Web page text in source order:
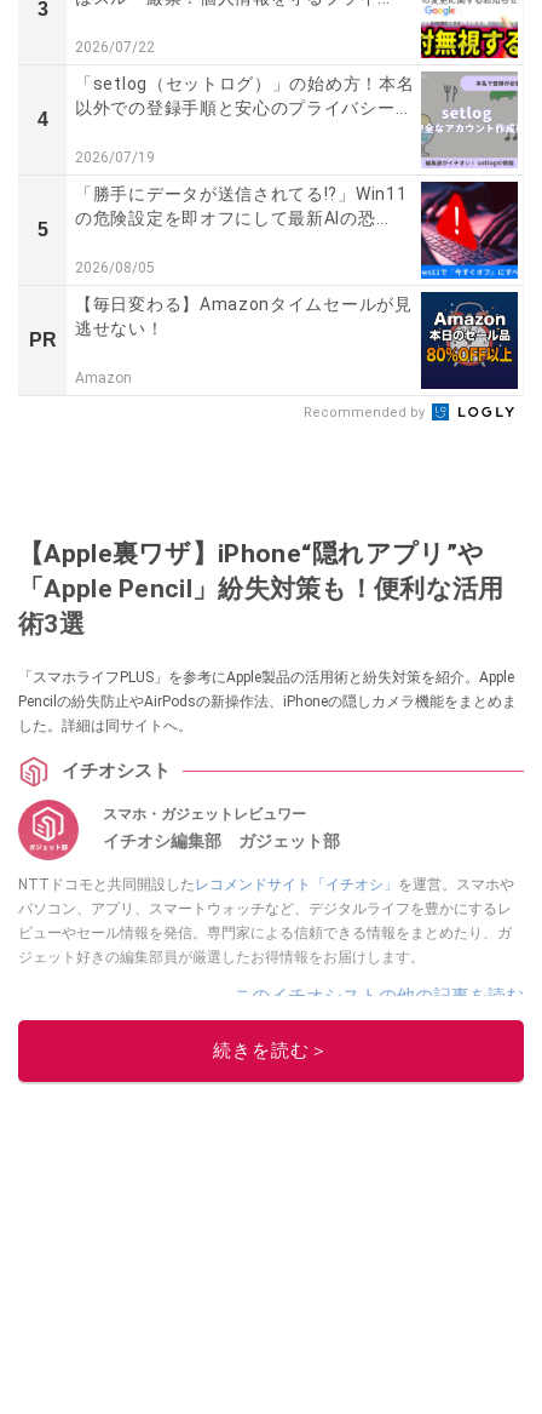
3
2026/07/22
4
「setlog（セットログ）」の始め方！本名
以外での登録手順と安心のプライバシー...
2026/07/19
5
「勝手にデータが送信されてる!?」Win11
の危険設定を即オフにして最新AIの恐...
2026/08/05
PR
【毎日変わる】Amazonタイムセールが見
逃せない！
Amazon
Recommended by
【Apple裏ワザ】iPhone“隠れアプリ”や
「Apple Pencil」紛失対策も！便利な活用
術3選
「スマホライフPLUS」を参考にApple製品の活用術と紛失対策を紹介。Apple
Pencilの紛失防止やAirPodsの新操作法、iPhoneの隠しカメラ機能をまとめま
した。詳細は同サイトへ。
イチオシスト
スマホ・ガジェットレビュワー
イチオシ編集部 ガジェット部
NTTドコモと共同開設した レコメンドサイト「イチオシ」 を運営。スマホや
パソコン、アプリ、スマートウォッチなど、デジタルライフを豊かにするレ
ビューやセール情報を発信。専門家による信頼できる情報をまとめたり、ガ
ジェット好きの編集部員が厳選したお得情報をお届けします。
このイチオシストの他の記事を読む
続きを読む＞